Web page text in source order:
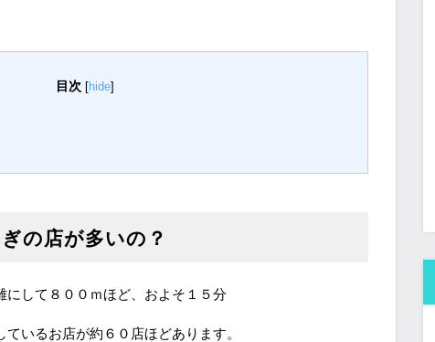
目次 [hide]
の店が多いの？
にして８００ｍほど、およそ１５分
いるお店が約６０店ほどあります。